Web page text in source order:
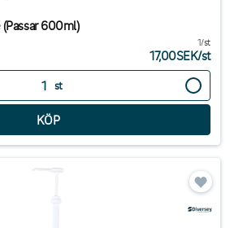
600ml)
1/st
17,00SEK/st
st